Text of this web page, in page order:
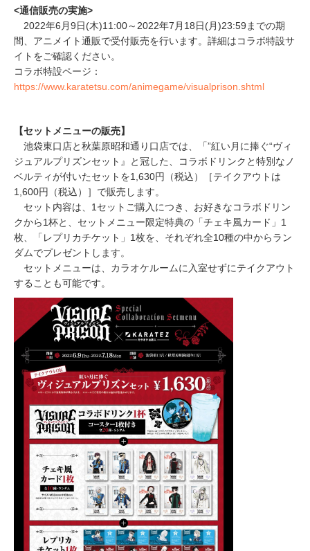
<通信販売の実施>
2022年6月9日(木)11:00～2022年7月18日(月)23:59までの期
間、アニメイト通販で受付販売を行います。詳細はコラボ特設サ
イトをご確認ください。
コラボ特設ページ：
https://www.karatetsu.com/animegame/visualprison.shtml
【セットメニューの販売】
池袋東口店と秋葉原昭和通り口店では、「”紅い月に捧ぐ“ヴィ
ジュアルプリズンセット』と冠した、コラボドリンクと特別なノ
ベルティが付いたセットを1,630円（税込）［テイクアウトは
1,600円（税込）］で販売します。
セット内容は、1セットご購入につき、お好きなコラボドリン
クから1杯と、セットメニュー限定特典の「チェキ風カード」1
枚、「レプリカチケット」1枚を、それぞれ全10種の中からラン
ダムでプレゼントします。
セットメニューは、カラオケルームに入室せずにテイクアウト
することも可能です。